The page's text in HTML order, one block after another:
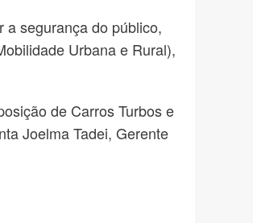
a segurança do público,
Urbana e Rural),
de Carros Turbos e
Joelma Tadei, Gerente